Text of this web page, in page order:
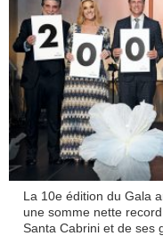
La 10e édition du Gala
une somme nette
Santa Cabrini et de ses